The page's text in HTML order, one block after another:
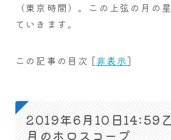
（東京時間）。この上弦の月の
ていきます。
この記事の目次 [非表示]
2019年6月10日14:59
月のホロスコープ